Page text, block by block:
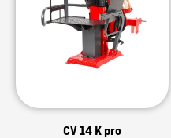
CV 14 K pro